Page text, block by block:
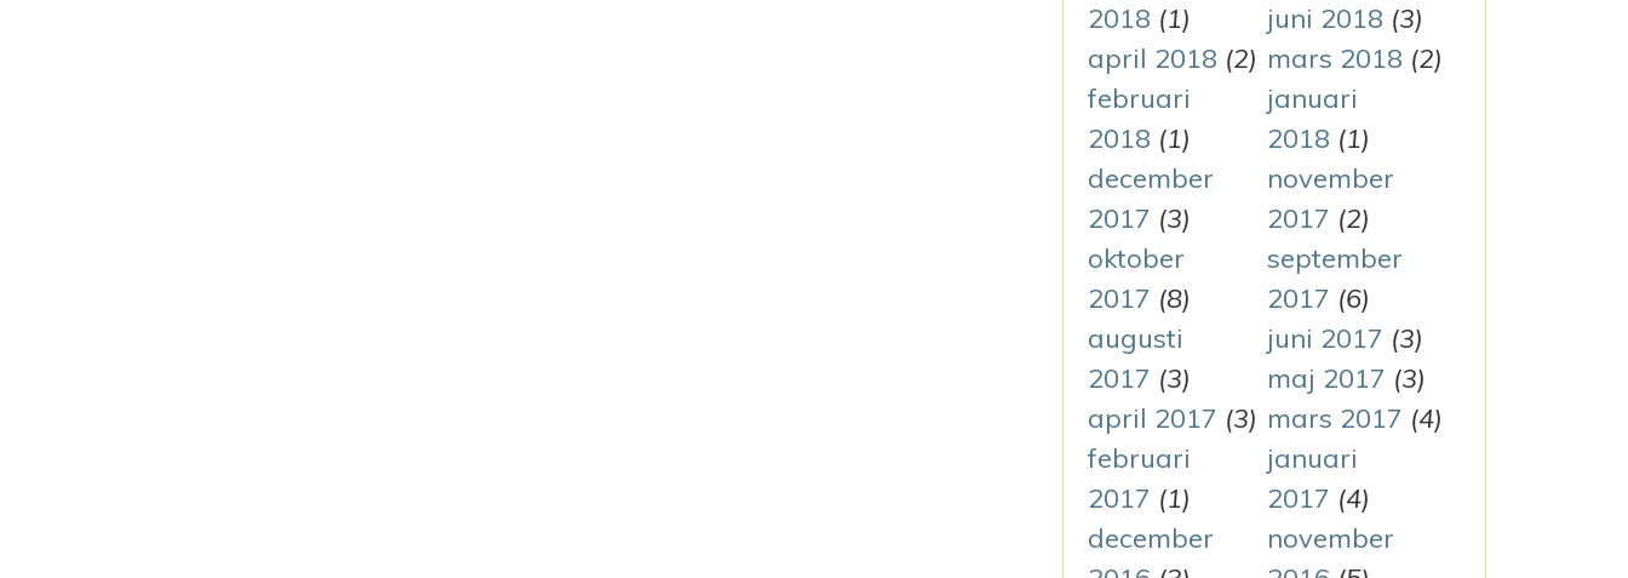
2018 (1)
juni 2018 (3)
april 2018 (2) mars 2018 (2)
februari
2018 (1)
januari
2018 (1)
december
2017 (3)
november
2017 (2)
oktober
2017 (8)
september
2017 (6)
augusti
2017 (3)
juni 2017 (3)
maj 2017 (3)
april 2017 (3) mars 2017 (4)
februari
2017 (1)
januari
2017 (4)
december
november